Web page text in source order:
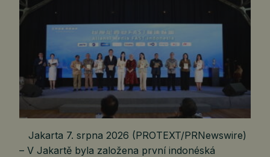
Jakarta 7. srpna 2026 (PROTEXT/PRNewswire)
– V Jakartě byla založena první indonéská